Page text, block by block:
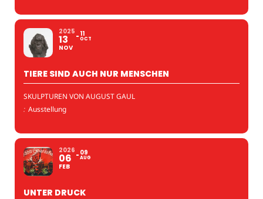
2025
13
NOV
11
OCT
TIERE SIND AUCH NUR MENSCHEN
SKULPTUREN VON AUGUST GAUL
: Ausstellung
2026
06
FEB
09
AUG
UNTER DRUCK